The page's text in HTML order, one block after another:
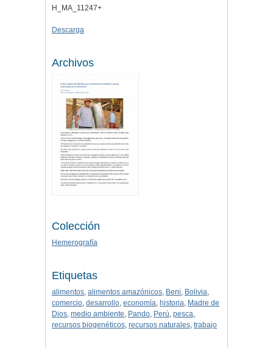
H_MA_11247+
Descarga
Archivos
Colección
Hemerografía
Etiquetas
alimentos, alimentos amazónicos, Beni, Bolivia,
comercio, desarrollo, economía, historia, Madre de
Dios, medio ambiente, Pando, Perú, pesca,
recursos biogenéticos, recursos naturales, trabajo